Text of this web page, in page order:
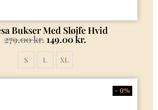
Bukser Med Sløjfe Hvid
279.00kr. 149.00kr.
S L XL
- 0%